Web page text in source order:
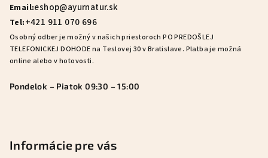
Email:eshop@ayurnatur.sk
Tel:+421 911 070 696
Osobný odber je možný v našich priestoroch PO PREDOŠLEJ
TELEFONICKEJ DOHODE na Teslovej 30 v Bratislave. Platba je možná
online alebo v hotovosti.
Pondelok – Piatok 09:30 – 15:00
Informácie pre vás